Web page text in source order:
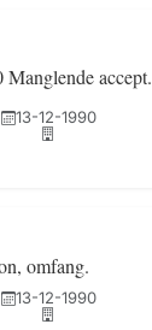
Manglende accept.
13-12-1990
omfang.
13-12-1990